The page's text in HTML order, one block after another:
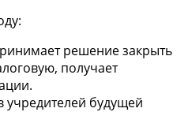
решение закрыть
получает
учредителей будущей